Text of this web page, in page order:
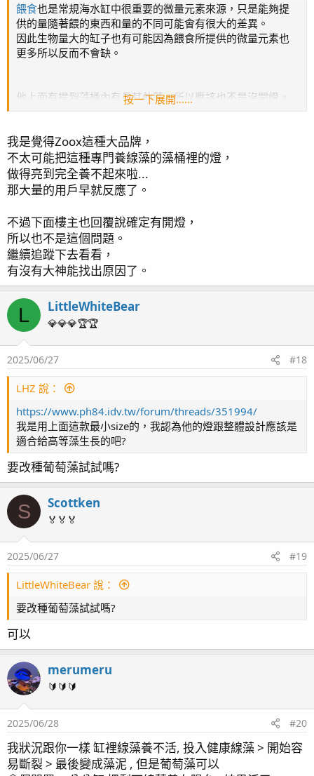
餵食也是常規海水缸中很重要的微量元素來源，只是能夠提
供的量隨著餵的東西和量的不同可能會有很大的差異。
因此生物量大的缸子也有可能因為餵食所提供的微量元素也
更多所以反而不會缺。
他上面有提到藻桶內有長其他藻，所以應該也不是沒開燈。
開始正常生長了。所以我認為光太弱導致死亡其實也沒那麼
容易，倒是太強的可能性還高一些。
樓主下次要再補藻時也許可以試試分出一點另外養在裝缸內
水打氣的容器中以及主缸內，看看和藻桶裡的表現會不會有
差異。
按一下展開……
我是覺得Zoox這種大品牌，
不太可能把這種專門養線藻的藻桶裡的燈，
做得亮到完全養不起來啦...
那大量的用戶早就反應了。
不過下面樓主也回覆說確定有開燈，
所以也不是這個問題。
繼續追蹤下去看看，
有沒有大神能找出原因了。
L LittleWhiteBear
💎💎💎🏆🏆
2025/06/27 #18
LHZ 說：
https://www.ph84.idv.tw/forum/threads/351994/
我是用上面這款最小size的，我認為他的燈跟整體設計應該是
適合給高等藻生長的吧?
要改種葡萄藻試試嗎?
S Scottken
🏅🏅🏅
2025/06/27 #19
LittleWhiteBear 說：
要改種葡萄藻試試嗎?
可以
merumeru
🔰🔰🔰
2025/06/28 #20
我狀況跟你一樣 缸裡線藻養不活, 投入健康線藻 > 開始容
易斷裂 > 最後變成藻泥 , 但是葡萄藻可以